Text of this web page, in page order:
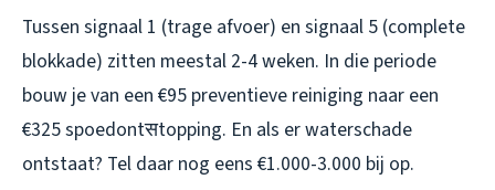
Tussen signaal 1 (trage afvoer) en signaal 5 (complete
blokkade) zitten meestal 2-4 weken. In die periode
bouw je van een €95 preventieve reiniging naar een
€325 spoedontसtopping. En als er waterschade
ontstaat? Tel daar nog eens €1.000-3.000 bij op.